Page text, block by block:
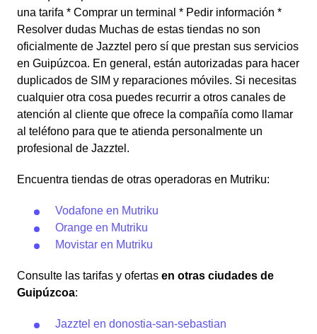
una tarifa * Comprar un terminal * Pedir información *
Resolver dudas Muchas de estas tiendas no son
oficialmente de Jazztel pero sí que prestan sus servicios
en Guipúzcoa. En general, están autorizadas para hacer
duplicados de SIM y reparaciones móviles. Si necesitas
cualquier otra cosa puedes recurrir a otros canales de
atención al cliente que ofrece la compañía como llamar
al teléfono para que te atienda personalmente un
profesional de Jazztel.
Encuentra tiendas de otras operadoras en Mutriku:
Vodafone en Mutriku
Orange en Mutriku
Movistar en Mutriku
Consulte las tarifas y ofertas en otras ciudades de
Guipúzcoa:
Jazztel en donostia-san-sebastian